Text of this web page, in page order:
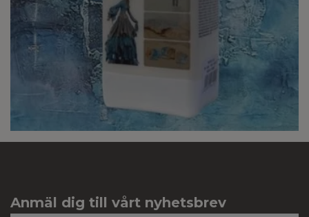
Anmäl dig till vårt nyhetsbrev